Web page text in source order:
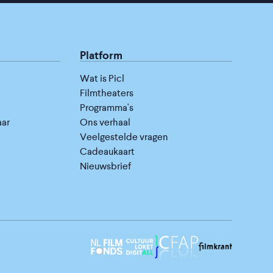
Platform
Wat is Picl
Filmtheaters
Programma's
Ons verhaal
Veelgestelde vragen
Cadeaukaart
Nieuwsbrief